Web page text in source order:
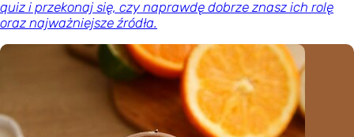
quiz i przekonaj się, czy naprawdę dobrze znasz ich rolę
oraz najważniejsze źródła.